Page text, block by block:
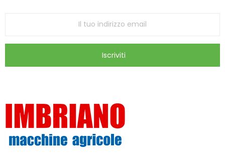
Iscriviti